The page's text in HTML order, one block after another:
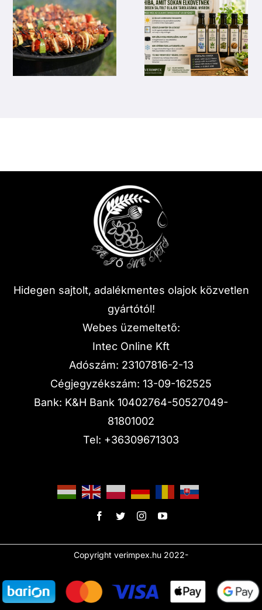
Hidegen sajtolt, adalékmentes olajok közvetlen
gyártótól!
Webes üzemeltető:
Intec Online Kft
Adószám: 23107816-2-13
Cégjegyzékszám: 13-09-162525
Bank: K&H Bank 10402764-50527049-
81801002
Tel: +36309671303
Copyright verimpex.hu 2022-